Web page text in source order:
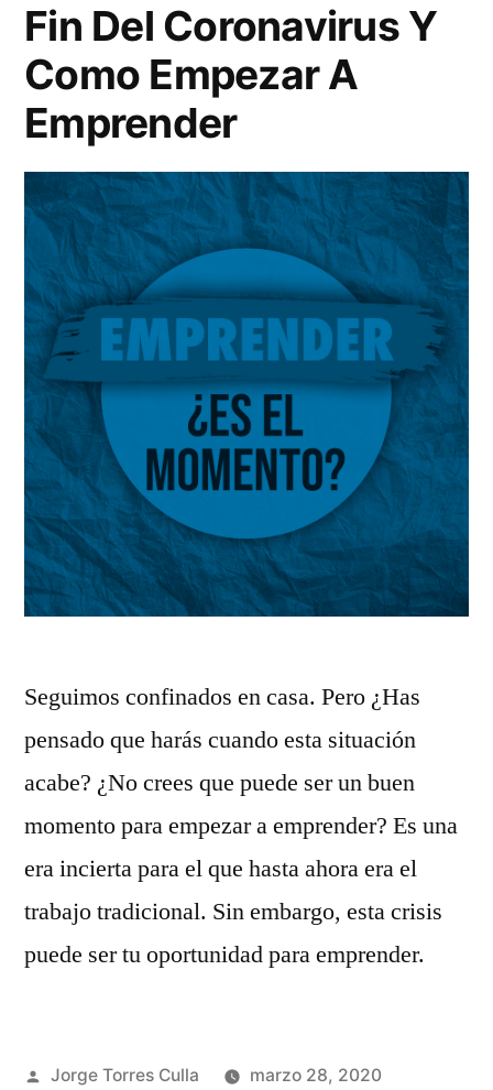
Estafa?
Fin Del Coronavirus Y
Como Empezar A
Emprender
Seguimos confinados en casa. Pero ¿Has
pensado que harás cuando esta situación
acabe? ¿No crees que puede ser un buen
momento para empezar a emprender? Es una
era incierta para el que hasta ahora era el
trabajo tradicional. Sin embargo, esta crisis
puede ser tu oportunidad para emprender.
Publicado
Jorge Torres Culla
marzo 28, 2020